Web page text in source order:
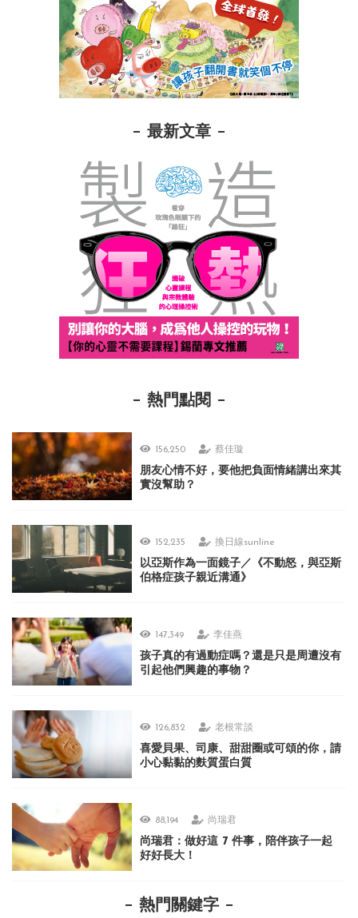
最新文章
熱門點閱
156,250 蔡佳璇
朋友心情不好，要他把負面情緒講出來其
實沒幫助？
152,235 換日線sunline
以亞斯作為一面鏡子／《不動怒，與亞斯
伯格症孩子親近溝通》
147,349 李佳燕
孩子真的有過動症嗎？還是只是周遭沒有
引起他們興趣的事物？
126,832 老根常談
喜愛貝果、司康、甜甜圈或可頌的你，請
小心黏黏的麩質蛋白質
88,194 尚瑞君
尚瑞君：做好這 7 件事，陪伴孩子一起
好好長大！
熱門關鍵字